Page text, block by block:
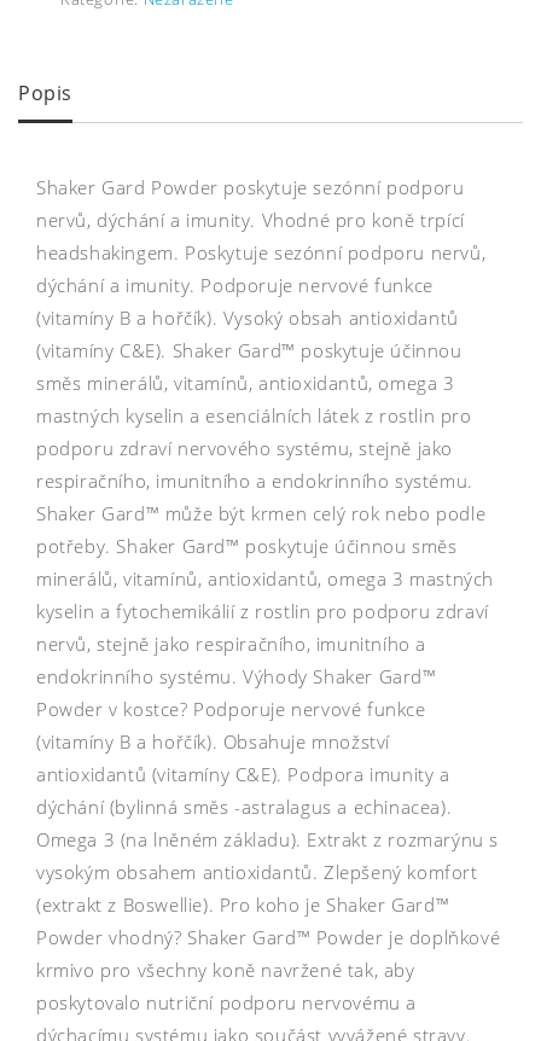
Popis
Shaker Gard Powder poskytuje sezónní podporu
nervů, dýchání a imunity. Vhodné pro koně trpící
headshakingem. Poskytuje sezónní podporu nervů,
dýchání a imunity. Podporuje nervové funkce
(vitamíny B a hořčík). Vysoký obsah antioxidantů
(vitamíny C&E). Shaker Gard™ poskytuje účinnou
směs minerálů, vitamínů, antioxidantů, omega 3
mastných kyselin a esenciálních látek z rostlin pro
podporu zdraví nervového systému, stejně jako
respiračního, imunitního a endokrinního systému.
Shaker Gard™ může být krmen celý rok nebo podle
potřeby. Shaker Gard™ poskytuje účinnou směs
minerálů, vitamínů, antioxidantů, omega 3 mastných
kyselin a fytochemikálií z rostlin pro podporu zdraví
nervů, stejně jako respiračního, imunitního a
endokrinního systému. Výhody Shaker Gard™
Powder v kostce? Podporuje nervové funkce
(vitamíny B a hořčík). Obsahuje množství
antioxidantů (vitamíny C&E). Podpora imunity a
dýchání (bylinná směs -astralagus a echinacea).
Omega 3 (na lněném základu). Extrakt z rozmarýnu s
vysokým obsahem antioxidantů. Zlepšený komfort
(extrakt z Boswellie). Pro koho je Shaker Gard™
Powder vhodný? Shaker Gard™ Powder je doplňkové
krmivo pro všechny koně navržené tak, aby
poskytovalo nutriční podporu nervovému a
dýchacímu systému jako součást vyvážené stravy.